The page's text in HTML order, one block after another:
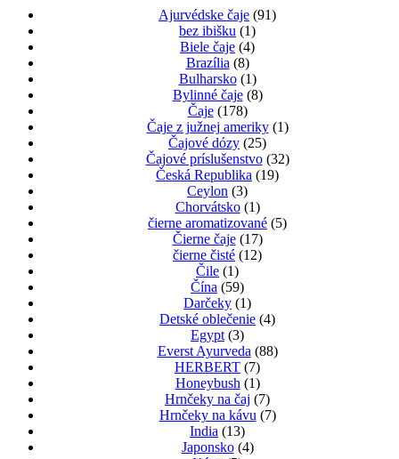
produktu.
variantov.
Možnosti
stránke
produktu.
Ajurvédske čaje (91)
bez ibišku (1)
Biele čaje (4)
Brazília (8)
Bulharsko (1)
Bylinné čaje (8)
Čaje (178)
Čaje z južnej ameriky (1)
Čajové dózy (25)
Čajové príslušenstvo (32)
Česká Republika (19)
Ceylon (3)
Chorvátsko (1)
čierne aromatizované (5)
Čierne čaje (17)
čierne čisté (12)
Čile (1)
Čína (59)
Darčeky (1)
Detské oblečenie (4)
Egypt (3)
Everst Ayurveda (88)
HERBERT (7)
Honeybush (1)
Hrnčeky na čaj (7)
Hrnčeky na kávu (7)
India (13)
Japonsko (4)